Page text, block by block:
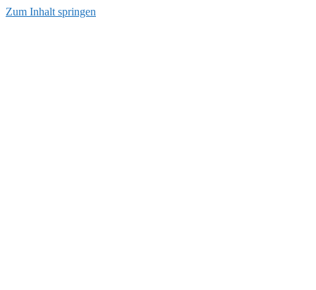
Zum Inhalt springen